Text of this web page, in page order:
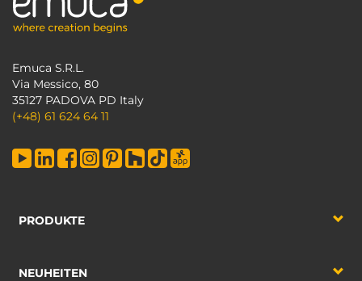
Emuca S.R.L.
Via Messico, 80
35127 PADOVA PD Italy
(+48) 61 624 64 11
PRODUKTE
NEUHEITEN